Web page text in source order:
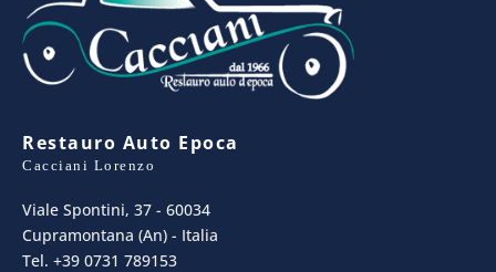
Restauro Auto Epoca
Cacciani Lorenzo
Viale Spontini, 37 - 60034
Cupramontana (An) - Italia
Tel. +39 0731 789153